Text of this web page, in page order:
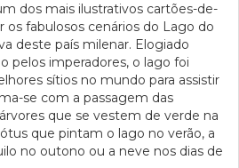
dos mais ilustrativos cartões-de-
os fabulosos cenários do Lago do
deste país milenar. Elogiado
pelos imperadores, o lago foi
sítios no mundo para assistir
se com a passagem das
que se vestem de verde na
que pintam o lago no verão, a
no outono ou a neve nos dias de